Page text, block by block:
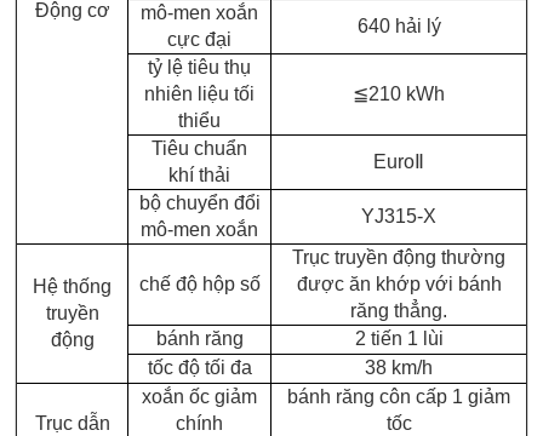
Động cơ
mô-men xoắn
cực đại
640 hải lý
tỷ lệ tiêu thụ
nhiên liệu tối
thiểu
≦210 kWh
Tiêu chuẩn
khí thải
Euro
bộ chuyển đổi
mô-men xoắn
YJ315-X
Hệ thống
truyền
động
chế độ hộp số
Trục truyền động thường
được ăn khớp với bánh
răng thẳng.
bánh răng
2 tiến 1 lùi
tốc độ tối đa
38 km/h
Trục dẫn
xoắn ốc giảm
chính
bánh răng côn cấp 1 giảm
tốc